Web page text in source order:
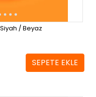
/ Beyaz
SEPETE EKLE